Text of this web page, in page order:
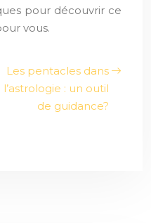
pour découvrir ce
vous.
Les pentacles dans
l’astrologie : un outil
de guidance?